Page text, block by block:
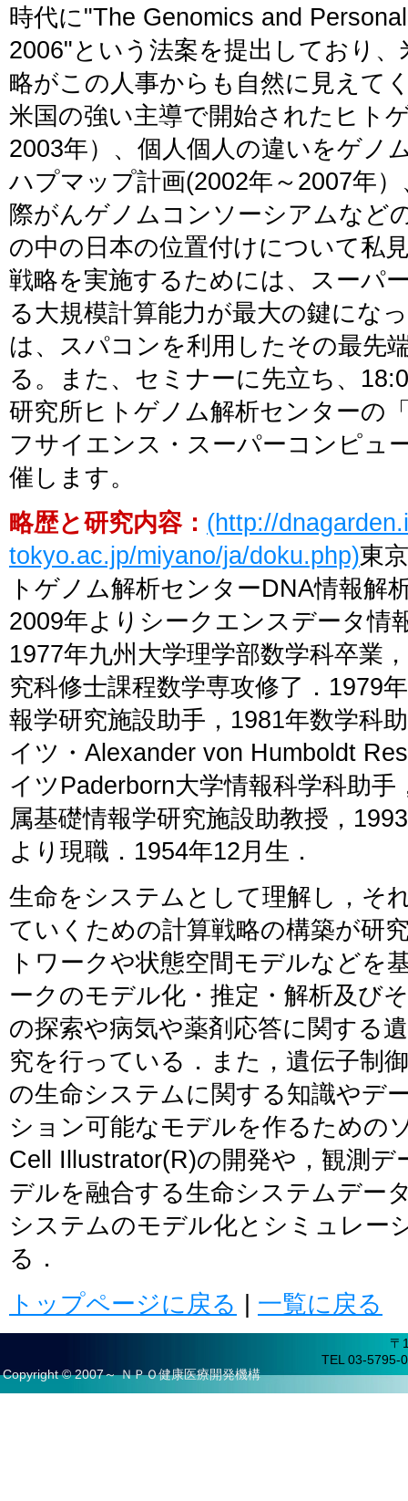
時代に"The Genomics and
2006"という法案を提出しており
略がこの人事からも自然に見えて
米国の強い主導で開始されたヒト
2003年）、個人個人の違いをゲノ
ハプマップ計画(2002年～2007年
際がんゲノムコンソーシアムなど
の中の日本の位置付けについて私
戦略を実施するためには、スーパ
る大規模計算能力が最大の鍵にな
は、スパコンを利用したその最先
る。また、セミナーに先立ち、
研究所ヒトゲノム解析センターの
フサイエンス・スーパーコンピュ
催します。
略歴と研究内容： (http://
tokyo.ac.jp/miyano/ja/doku.php)東
トゲノム解析センターDNA情報解
2009年よりシークエンスデータ情
1977年九州大学理学部数学科卒業
究科修士課程数学専攻修了．1979
報学研究施設助手，1981年数学科
イツ・Alexander von Humboldt
イツPaderborn大学情報科学科助
属基礎情報学研究施設助教授，
より現職．1954年12月生．
生命をシステムとして理解し，そ
ていくための計算戦略の構築が研
トワークや状態空間モデルなどを
ークのモデル化・推定・解析及び
の探索や病気や薬剤応答に関する
究を行っている．また，遺伝子制
の生命システムに関する知識やデ
ション可能なモデルを作るための
Cell Illustrator(R)の開発や，観測
デルを融合する生命システムデー
システムのモデル化とシミュレー
る．
トップページに戻る
一覧に戻る
〒
TEL 03-5795-
Copyright © 2007～ ＮＰＯ健康医療開発機構